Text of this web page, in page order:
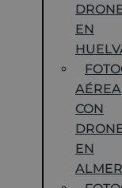
EN
AÉREA
CON
EN